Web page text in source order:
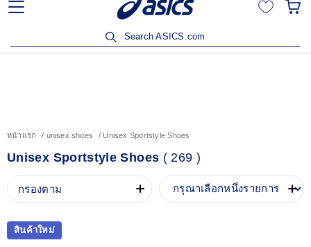
ลูกค้าวิริยะประกันภัยรับส่วนลด 15% เมื่อซื้อสินค้าครบ 3,500
Search ASICS.com
หน้าแรก unisex shoes Unisex Sportstyle Shoes
Unisex Sportstyle Shoes ( 269 )
กรองตาม
สินค้าใหม่